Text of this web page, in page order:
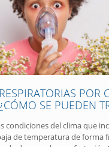
POR
SE PUEDEN
condiciones del clima que
de temperatura de forma